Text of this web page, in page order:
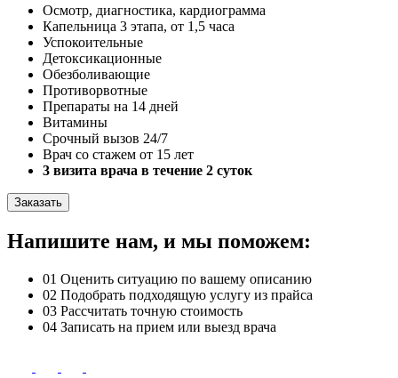
Осмотр, диагностика, кардиограмма
Капельница 3 этапа, от 1,5 часа
Успокоительные
Детоксикационные
Обезболивающие
Противорвотные
Препараты на 14 дней
Витамины
Срочный вызов 24/7
Врач со стажем от 15 лет
3 визита врача в течение 2 суток
Заказать
Напишите нам, и мы поможем:
01 Оценить ситуацию по вашему описанию
02 Подобрать подходящую услугу из прайса
03 Рассчитать точную стоимость
04 Записать на прием или выезд врача